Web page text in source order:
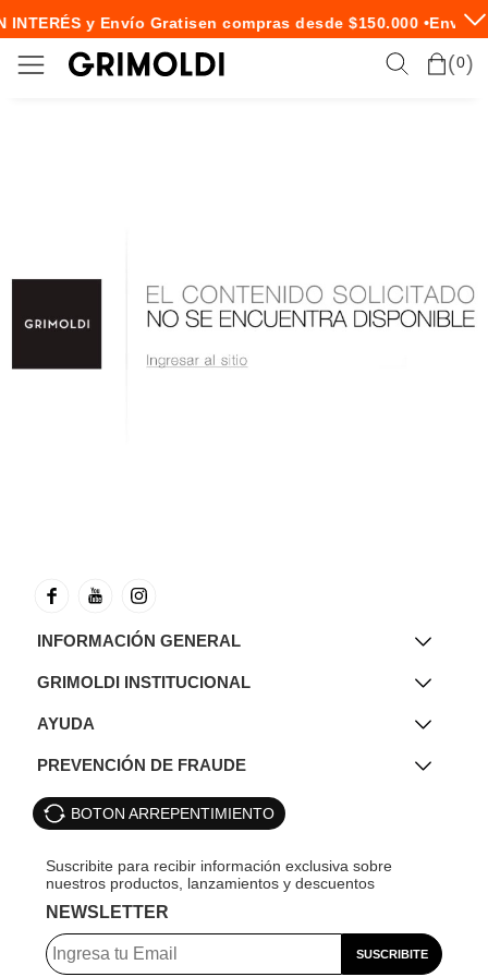
INTERÉS y Envío Gratisen compras desde $150.000 •Envío
0
INFORMACIÓN GENERAL
GRIMOLDI INSTITUCIONAL
AYUDA
PREVENCIÓN DE FRAUDE
BOTON ARREPENTIMIENTO
NEWSLETTER